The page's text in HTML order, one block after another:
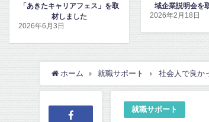
域企業説明会を取材しました
2026年2月18日
企
2026年2
ホーム 就職サポート 社会人で良か
就職サポート